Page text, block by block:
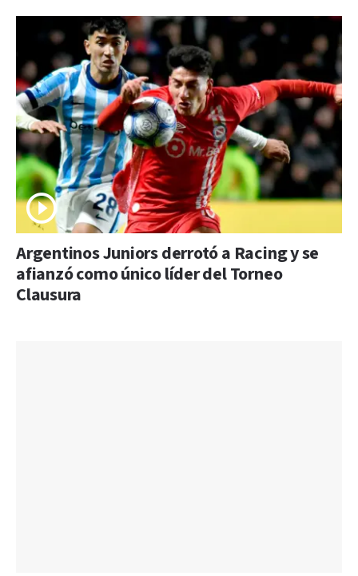
Argentinos Juniors derrotó a Racing y se
afianzó como único líder del Torneo
Clausura